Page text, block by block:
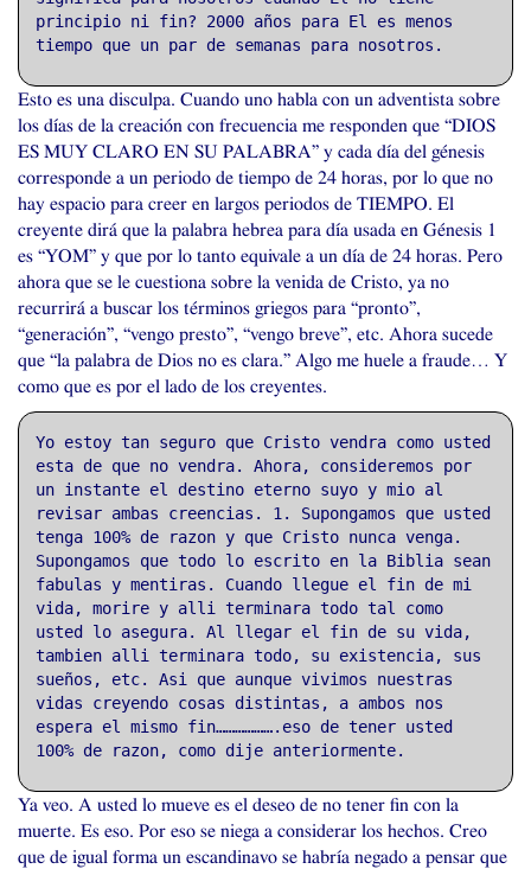
principio ni fin? 2000 años para El es menos
tiempo que un par de semanas para nosotros.
Esto es una disculpa. Cuando uno habla con un adventista sobre
los días de la creación con frecuencia me responden que “DIOS
ES MUY CLARO EN SU PALABRA” y cada día del génesis
corresponde a un periodo de tiempo de 24 horas, por lo que no
hay espacio para creer en largos periodos de TIEMPO. El
creyente dirá que la palabra hebrea para día usada en Génesis 1
es “YOM” y que por lo tanto equivale a un día de 24 horas. Pero
ahora que se le cuestiona sobre la venida de Cristo, ya no
recurrirá a buscar los términos griegos para “pronto”,
“generación”, “vengo presto”, “vengo breve”, etc. Ahora sucede
que “la palabra de Dios no es clara.” Algo me huele a fraude… Y
como que es por el lado de los creyentes.
Yo estoy tan seguro que Cristo vendra como usted
esta de que no vendra. Ahora, consideremos por
un instante el destino eterno suyo y mio al
revisar ambas creencias. 1. Supongamos que usted
tenga 100% de razon y que Cristo nunca venga.
Supongamos que todo lo escrito en la Biblia sean
fabulas y mentiras. Cuando llegue el fin de mi
vida, morire y alli terminara todo tal como
usted lo asegura. Al llegar el fin de su vida,
tambien alli terminara todo, su existencia, sus
sueños, etc. Asi que aunque vivimos nuestras
vidas creyendo cosas distintas, a ambos nos
espera el mismo fin……………….eso de tener usted
100% de razon, como dije anteriormente.
Ya veo. A usted lo mueve es el deseo de no tener fin con la
muerte. Es eso. Por eso se niega a considerar los hechos. Creo
que de igual forma un escandinavo se habría negado a pensar que